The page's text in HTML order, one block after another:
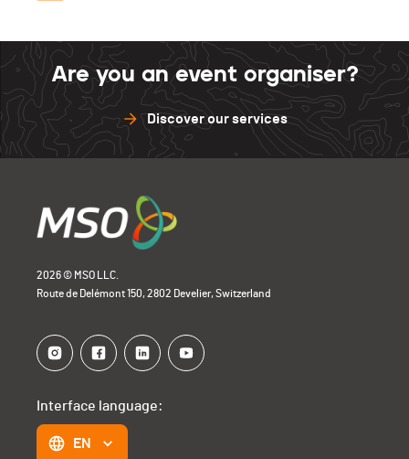
Are you an event organiser?
Discover our services
2026 © MSO LLC.
Route de Delémont 150, 2802 Develier, Switzerland
Interface language:
EN